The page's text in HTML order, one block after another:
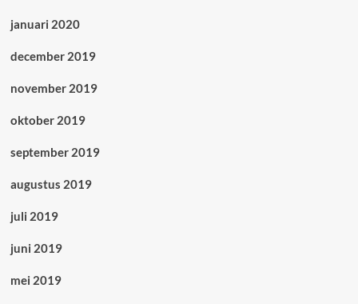
januari 2020
december 2019
november 2019
oktober 2019
september 2019
augustus 2019
juli 2019
juni 2019
mei 2019